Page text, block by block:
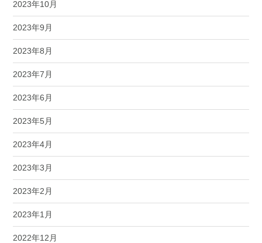
2023年10月
2023年9月
2023年8月
2023年7月
2023年6月
2023年5月
2023年4月
2023年3月
2023年2月
2023年1月
2022年12月